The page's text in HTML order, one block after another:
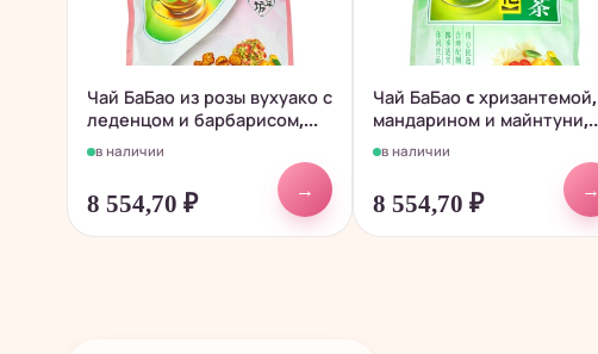
Чай БаБао из розы вухуако с
леденцом и барбарисом,...
в наличии
8 554,70 ₽
→
Чай БаБао c хризантемой,
мандарином и майнтуни,
240гр.
в наличии
8 554,70 ₽
→